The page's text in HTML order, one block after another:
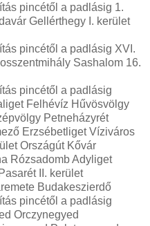
pincétől a padlásig 1.
Gellérthegy I. kerület
pincétől a padlásig XVI.
Sashalom 16.
pincétől a padlásig
Felhévíz Hűvösvölgy
Petneházyrét
Erzsébetliget Víziváros
Országút Kővár
Rózsadomb Adyliget
II. kerület
Budakeszierdő
pincétől a padlásig
Orczynegyed